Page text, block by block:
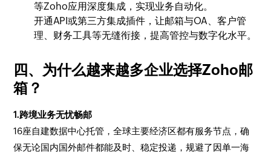
等Zoho应用深度集成，实现业务自动化。
开通API或第三方集成插件，让邮箱与OA、客户管
理、财务工具等无缝衔接，提高管控与数字化水平。
四、为什么越来越多企业选择Zoho邮
箱？
1.跨境业务无忧畅邮
16座自建数据中心托管，全球主要经济区都有服务节点，确
保无论国内国外邮件都能及时、稳定投递，规避了因单一海